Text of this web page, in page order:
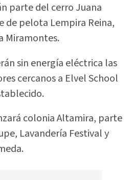
parte del cerro Juana
de pelota Lempira Reina,
Miramontes.
sin energía eléctrica las
cercanos a Elvel School
colonia Altamira, parte
Lavandería Festival y